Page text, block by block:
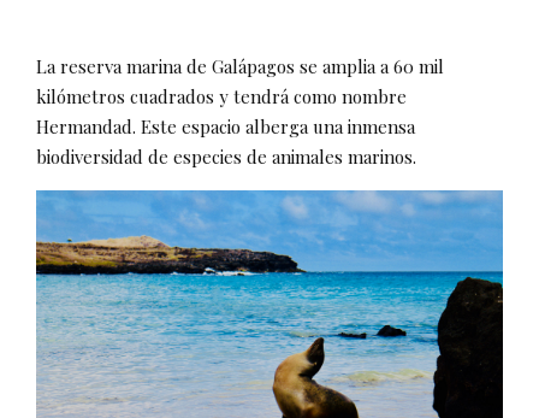
La reserva marina de Galápagos se amplia a 60 mil
kilómetros cuadrados y tendrá como nombre
Hermandad. Este espacio alberga una inmensa
biodiversidad de especies de animales marinos.